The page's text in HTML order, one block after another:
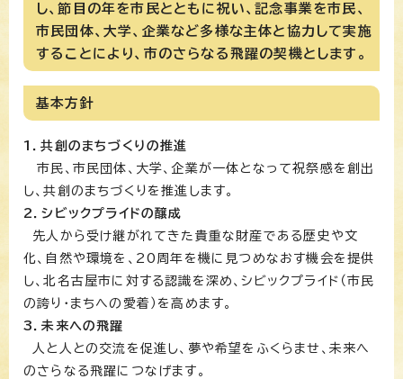
し、節目の年を市民とともに祝い、記念事業を市民、
市民団体、大学、企業など多様な主体と協力して実施
することにより、市のさらなる飛躍の契機とします。
基本方針
1．共創のまちづくりの推進
市民、市民団体、大学、企業が一体となって祝祭感を創出
し、共創のまちづくりを推進します。
2．シビックプライドの醸成
先人から受け継がれてきた貴重な財産である歴史や文
化、自然や環境を、20周年を機に見つめなおす機会を提供
し、北名古屋市に対する認識を深め、シビックプライド（市民
の誇り・まちへの愛着）を高めます。
3．未来への飛躍
人と人との交流を促進し、夢や希望をふくらませ、未来へ
のさらなる飛躍につなげます。